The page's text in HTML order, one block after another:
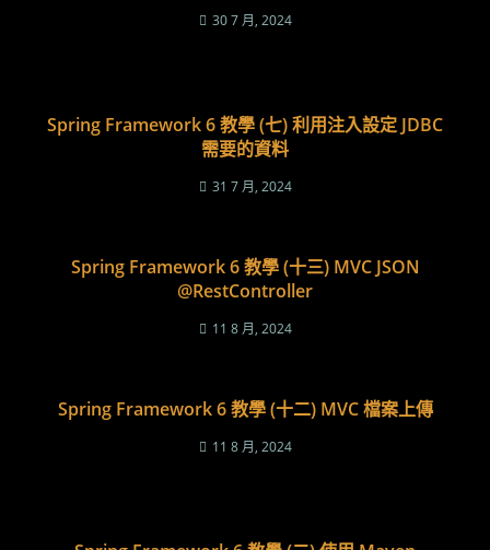
30 7 月, 2024
Spring Framework 6 教學 (七) 利用注入設定 JDBC
需要的資料
31 7 月, 2024
Spring Framework 6 教學 (十三) MVC JSON
@RestController
11 8 月, 2024
Spring Framework 6 教學 (十二) MVC 檔案上傳
11 8 月, 2024